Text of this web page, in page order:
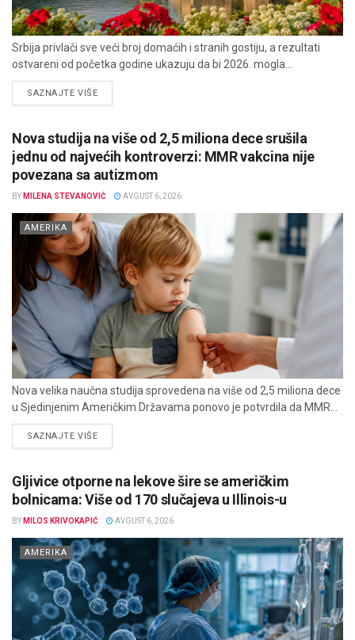
Srbija privlači sve veći broj domaćih i stranih gostiju, a rezultati
ostvareni od početka godine ukazuju da bi 2026. mogla...
SAZNAJTE VIŠEDETAILS
Nova studija na više od 2,5 miliona dece srušila
jednu od najvećih kontroverzi: MMR vakcina nije
povezana sa autizmom
BY MILENA STEVANOVIĆ AVGUST 6, 2026
AMERIKA
Nova velika naučna studija sprovedena na više od 2,5 miliona dece
u Sjedinjenim Američkim Državama ponovo je potvrdila da MMR...
SAZNAJTE VIŠEDETAILS
Gljivice otporne na lekove šire se američkim
bolnicama: Više od 170 slučajeva u Illinois-u
BY MILOS KRIVOKAPIĆ AVGUST 6, 2026
AMERIKA